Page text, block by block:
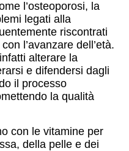
l’osteoporosi, la
legati alla
riscontrati
l’avanzare dell’età.
alterare la
e difendersi dagli
il processo
la qualità
con le vitamine per
della pelle e dei